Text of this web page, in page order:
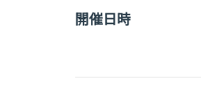
開催日時